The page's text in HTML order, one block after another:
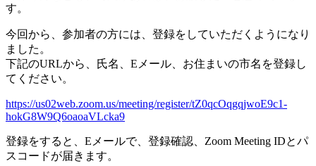
す。
今回から、参加者の方には、登録をしていただくようになり
ました。
下記のURLから、氏名、Eメール、お住まいの市名を登録し
てください。
https://us02web.zoom.us/meeting/register/tZ0qcOqgqjwoE9c1-
hokG8W9Q6oaoaVLcka9
登録をすると、Eメールで、登録確認、Zoom Meeting IDとパ
スコードが届きます。